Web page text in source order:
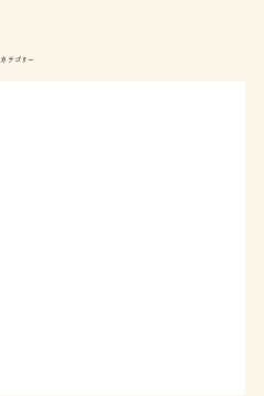
カテゴリー